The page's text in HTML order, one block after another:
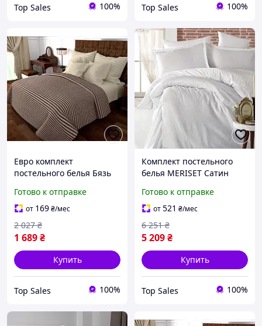
Top Sales 100% Top Sales 100%
Евро комплект
постельного белья Бязь
MERISET Коричневый с
молочным (200190200220)
Готово к отправке
от 169₴/мес
1 689₴
2 027 ₴
Купить
Top Sales 100%
Комплект постельного
белья MERISET Сатин
Белый (200260180215)
Готово к отправке
от521 ₴/мес
5 209₴
6 251 ₴
Купить
Top Sales 100%